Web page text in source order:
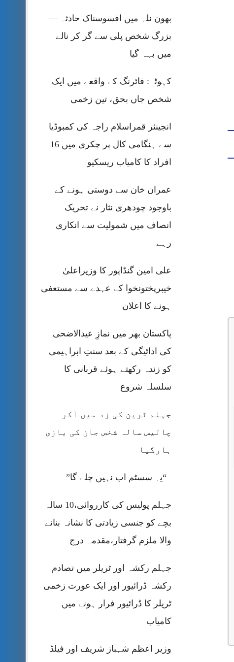
بھون نلہ میں افسوسناک حادثہ —
بزرگ شخص پلی سے گر کر نالے
میں بہہ گیا
کہوٹہ: فائرنگ کے واقعے میں ایک
شخص جاں بحق، تین زخمی
انجینئر قمراسلام راجہ کی کمبوڈیا
سے ہنگامی کال پر چکری میں 16
افراد کا کامیاب ریسکیو
عمران خان سے دوستی ہونے کے
باوجود چودھری نثار نے تحریک
انصاف میں شمولیت سے انکاری
رہے
علی امین گنڈاپور کا وزیراعلیٰ
خیبرپختونخوا کے عہدے سے مستعفی
ہونے کا اعلان
پاکستان بھر میں نمازِ عیدالاضحی
کی ادائیگی کے بعد سنتِ ابراہیمی
کو زندہ رکھتے ہوئے قربانی کا
سلسلہ شروع
جہلم ٹرین کی زد میں آکر
چالیس سالہ شخص جان کی بازی
ہارگیا
“یہ سسٹم اب نہیں چلے گا”
جہلم پولیس کی کارروائی،10 سالہ
بچے کو جنسی زیادتی کا نشانہ بنانے
والا ملزم گرفتار،مقدمہ درج
جہلم رکشہ اور ٹریلر میں تصادم
رکشہ ڈرائیور اور ایک عورت زخمی
ٹریلر کا ڈرائیور فرار ہونے میں
کامیاب
وزیر اعظم شہباز شریف اور فیلڈ